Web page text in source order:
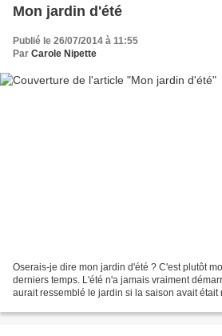
Mon jardin d'été
Publié le 26/07/2014 à 11:55
Par Carole Nipette
Oserais-je dire mon jardin d'été ? C'est plutôt
derniers temps. L'été n'a jamais vraiment
aurait ressemblé le jardin si la saison avait était